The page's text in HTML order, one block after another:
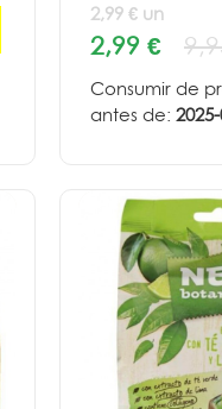
2,99 € un
2,99 €
Consumir de
antes de: